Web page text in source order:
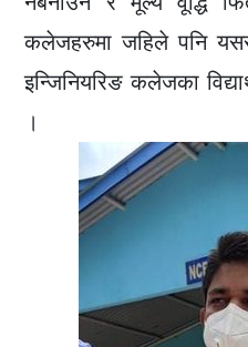
कलेजहरुमा जहिले पनि
इन्जिनियरिङ कलेजका
।